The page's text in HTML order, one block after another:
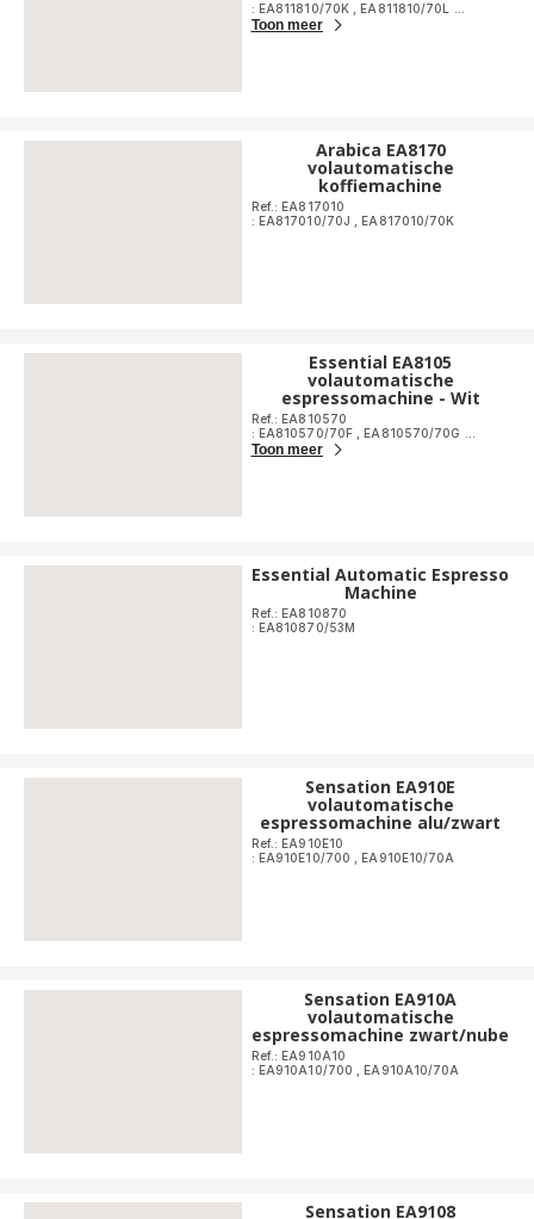
: EA811810/70K
EA811810/70L
Toon meer
Arabica EA8170
volautomatische
koffiemachine
Ref.: EA817010
: EA817010/70J
EA817010/70K
Essential EA8105
volautomatische
espressomachine - Wit
Ref.: EA810570
: EA810570/70F
EA810570/70G
Toon meer
Essential Automatic Espresso
Machine
Ref.: EA810870
: EA810870/53M
Sensation EA910E
volautomatische
espressomachine alu/zwart
Ref.: EA910E10
: EA910E10/700
EA910E10/70A
Sensation EA910A
volautomatische
espressomachine zwart/nube
Ref.: EA910A10
: EA910A10/700
EA910A10/70A
Sensation EA9108